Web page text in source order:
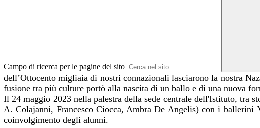
Campo di ricerca per le pagine del sito
dell’Ottocento migliaia di nostri connazionali lasciarono la nostra
fusione tra più culture portò alla nascita di un ballo e di una nuova
Il 24 maggio 2023 nella palestra della sede centrale dell'Istituto, tra
A. Colajanni, Francesco Ciocca, Ambra De Angelis) con i ballerini
coinvolgimento degli alunni.